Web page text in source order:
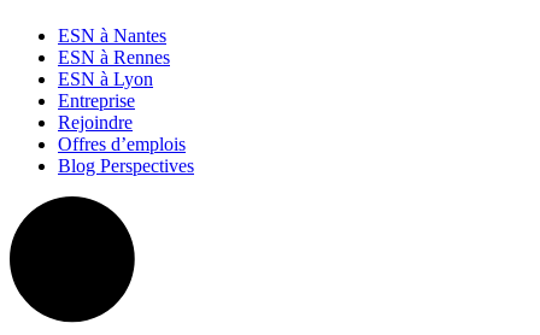
ESN à Nantes
ESN à Rennes
ESN à Lyon
Entreprise
Rejoindre
Offres d’emplois
Blog Perspectives